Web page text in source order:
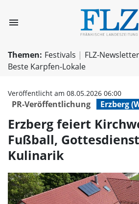
menu
Themen: Festivals
FLZ-Newsletter
Beste Karpfen-Lokale
PR-Veröffentlichung Erzberg
Veröffentlicht am 08.05.2026 06:00
Erzberg feiert
Fußball,
Kulinarik